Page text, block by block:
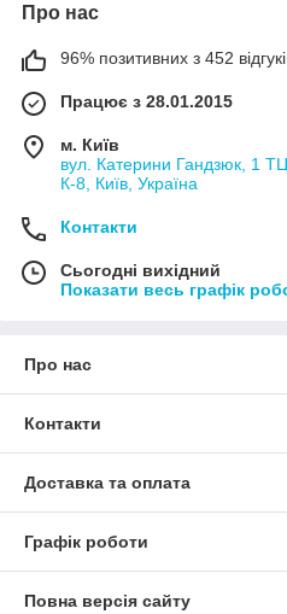
Про нас
96% позитивних з 452
Працює з 28.01.2015
м. Київ
вул. Катерини Гандзюк, 1
К-8, Київ, Україна
Контакти
Сьогодні вихідний
Показати весь графік
Про нас
Контакти
Доставка та оплата
Графік роботи
Повна версія сайту